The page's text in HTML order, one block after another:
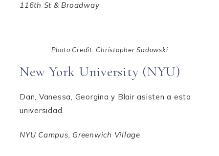
116th St & Broadway
Photo Credit: Christopher Sadowski
New York University (NYU)
Dan, Vanessa, Georgina y Blair asisten a esta
universidad.
NYU Campus, Greenwich Village